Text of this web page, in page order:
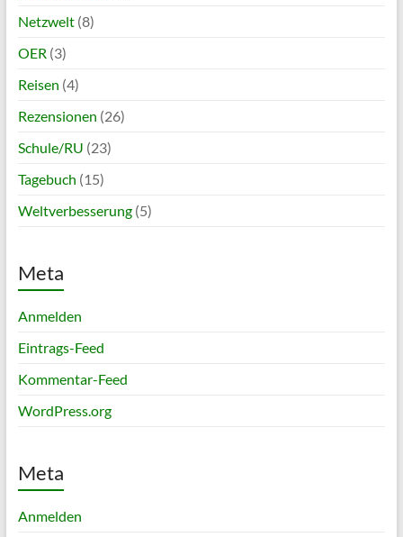
Netzwelt(8)
OER (3)
Reisen (4)
Rezensionen (26)
Schule/RU (23)
Tagebuch (15)
Weltverbesserung(5)
Meta
Anmelden
Eintrags-Feed
Kommentar-Feed
WordPress.org
Meta
Anmelden